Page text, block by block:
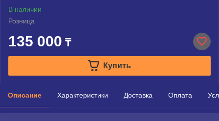
В наличии
Розница
135 000 ₸
Купить
Описание Характеристики Доставка Оплата